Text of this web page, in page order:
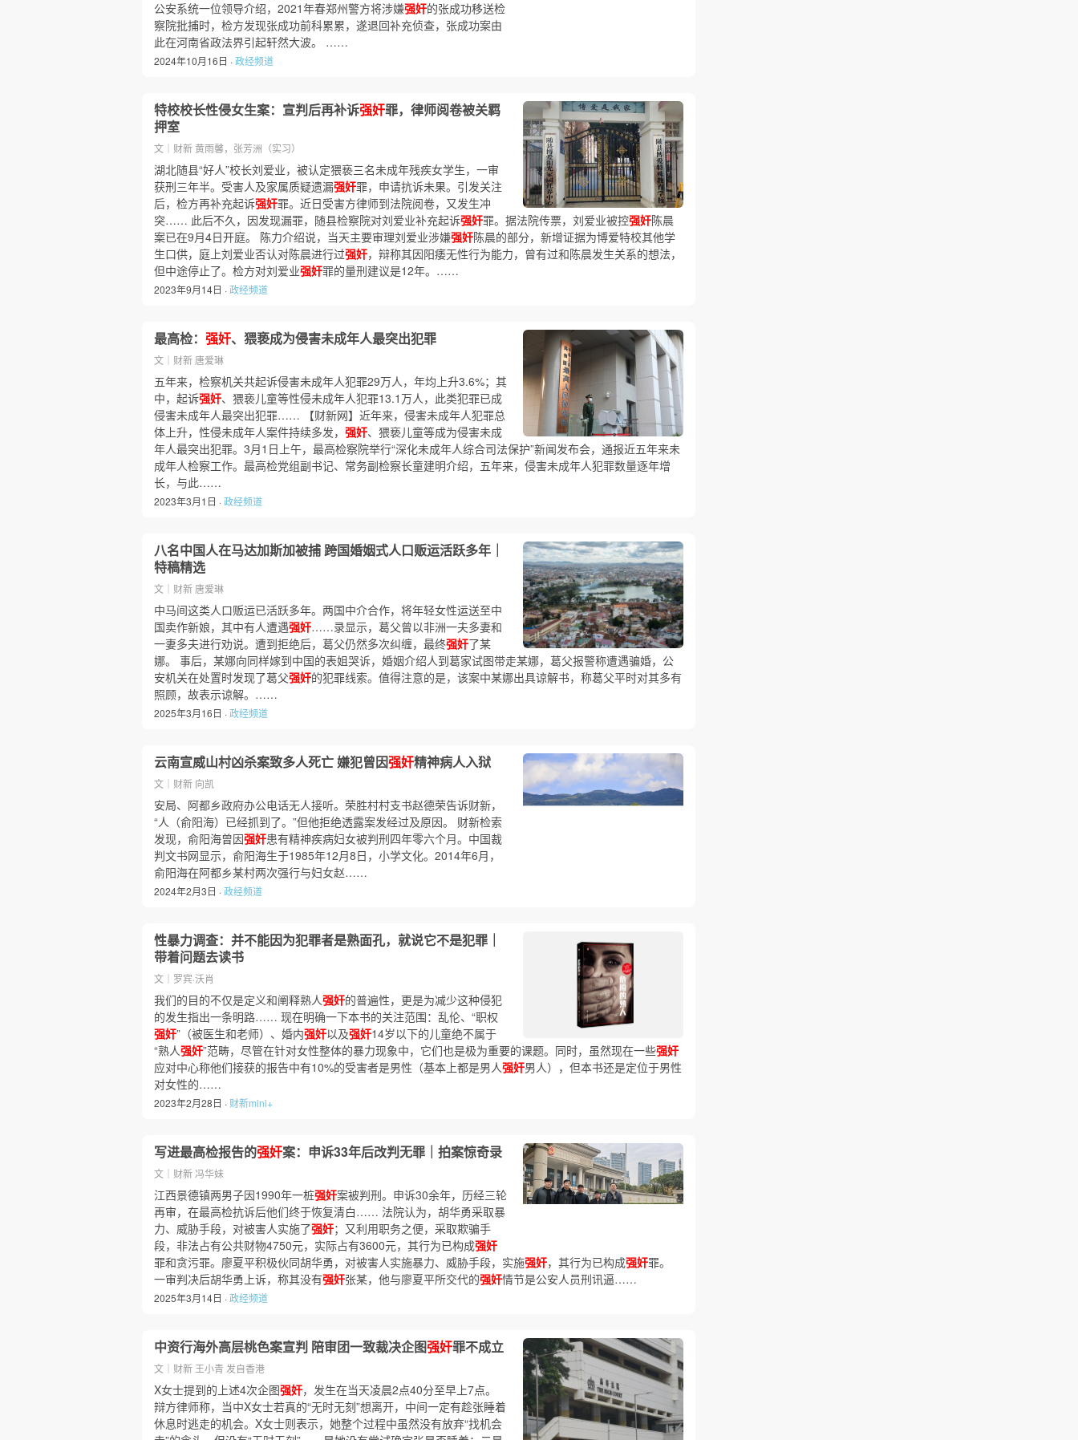
公安系统一位领导介绍，2021年春郑州警方将涉嫌强奸的张成功移送检
察院批捕时，检方发现张成功前科累累，遂退回补充侦查，张成功案由
此在河南省政法界引起轩然大波。 ……
2024年10月16日 ·政经频道
特校校长性侵女生案：宣判后再补诉强奸罪，律师阅卷被关羁
押室
文｜财新 黄雨馨，张芳洲（实习）
湖北随县“好人”校长刘爱业，被认定猥亵三名未成年残疾女学生，一审
获刑三年半。受害人及家属质疑遗漏强奸罪，申请抗诉未果。引发关注
后，检方再补充起诉强奸罪。近日受害方律师到法院阅卷，又发生冲
突…… 此后不久，因发现漏罪，随县检察院对刘爱业补充起诉强奸罪。据法院传票，刘爱业被控强奸陈晨
案已在9月4日开庭。 陈力介绍说，当天主要审理刘爱业涉嫌强奸陈晨的部分，新增证据为博爱特校其他学
生口供，庭上刘爱业否认对陈晨进行过强奸，辩称其因阳痿无性行为能力，曾有过和陈晨发生关系的想法，
但中途停止了。检方对刘爱业强奸罪的量刑建议是12年。……
2023年9月14日 ·政经频道
最高检： 强奸、猥亵成为侵害未成年人最突出犯罪
文｜财新 唐爱琳
五年来，检察机关共起诉侵害未成年人犯罪29万人，年均上升3.6%；其
中，起诉强奸、猥亵儿童等性侵未成年人犯罪13.1万人，此类犯罪已成
侵害未成年人最突出犯罪…… 【财新网】近年来，侵害未成年人犯罪总
体上升，性侵未成年人案件持续多发， 强奸、猥亵儿童等成为侵害未成
年人最突出犯罪。3月1日上午，最高检察院举行“深化未成年人综合司法保护”新闻发布会，通报近五年来未
成年人检察工作。最高检党组副书记、常务副检察长童建明介绍，五年来，侵害未成年人犯罪数量逐年增
长，与此……
2023年3月1日 ·政经频道
八名中国人在马达加斯加被捕 跨国婚姻式人口贩运活跃多年｜
特稿精选
文｜财新 唐爱琳
中马间这类人口贩运已活跃多年。两国中介合作，将年轻女性运送至中
国卖作新娘，其中有人遭遇强奸……录显示，葛父曾以非洲一夫多妻和
一妻多夫进行劝说。遭到拒绝后，葛父仍然多次纠缠，最终强奸了某
娜。 事后，某娜向同样嫁到中国的表姐哭诉，婚姻介绍人到葛家试图带走某娜，葛父报警称遭遇骗婚，公
安机关在处置时发现了葛父强奸的犯罪线索。值得注意的是，该案中某娜出具谅解书，称葛父平时对其多有
照顾，故表示谅解。……
2025年3月16日 ·政经频道
云南宣威山村凶杀案致多人死亡 嫌犯曾因强奸精神病人入狱
文｜财新 向凯
安局、阿都乡政府办公电话无人接听。荣胜村村支书赵德荣告诉财新，
“人（俞阳海）已经抓到了。”但他拒绝透露案发经过及原因。 财新检索
发现，俞阳海曾因强奸患有精神疾病妇女被判刑四年零六个月。中国裁
判文书网显示，俞阳海生于1985年12月8日，小学文化。2014年6月，
俞阳海在阿都乡某村两次强行与妇女赵……
2024年2月3日 ·政经频道
性暴力调查：并不能因为犯罪者是熟面孔，就说它不是犯罪｜
带着问题去读书
文｜罗宾·沃肖
我们的目的不仅是定义和阐释熟人强奸的普遍性，更是为减少这种侵犯
的发生指出一条明路…… 现在明确一下本书的关注范围：乱伦、“职权
强奸”（被医生和老师）、婚内强奸以及强奸14岁以下的儿童绝不属于
“熟人强奸”范畴，尽管在针对女性整体的暴力现象中，它们也是极为重要的课题。同时，虽然现在一些强奸
应对中心称他们接获的报告中有10%的受害者是男性（基本上都是男人强奸男人），但本书还是定位于男性
对女性的……
2023年2月28日 · 财新mini+
写进最高检报告的强奸案：申诉33年后改判无罪｜拍案惊奇录
文｜财新 冯华妹
江西景德镇两男子因1990年一桩强奸案被判刑。申诉30余年，历经三轮
再审，在最高检抗诉后他们终于恢复清白…… 法院认为，胡华勇采取暴
力、威胁手段，对被害人实施了强奸；又利用职务之便，采取欺骗手
段，非法占有公共财物4750元，实际占有3600元，其行为已构成强奸
罪和贪污罪。廖夏平积极伙同胡华勇，对被害人实施暴力、威胁手段，实施强奸，其行为已构成强奸罪。
一审判决后胡华勇上诉，称其没有强奸张某，他与廖夏平所交代的强奸情节是公安人员刑讯逼……
2025年3月14日 ·政经频道
中资行海外高层桃色案宣判 陪审团一致裁决企图强奸罪不成立
文｜财新 王小青 发自香港
X女士提到的上述4次企图强奸，发生在当天凌晨2点40分至早上7点。
辩方律师称，当中X女士若真的“无时无刻”想离开，中间一定有趁张睡着
休息时逃走的机会。X女士则表示，她整个过程中虽然没有放弃“找机会